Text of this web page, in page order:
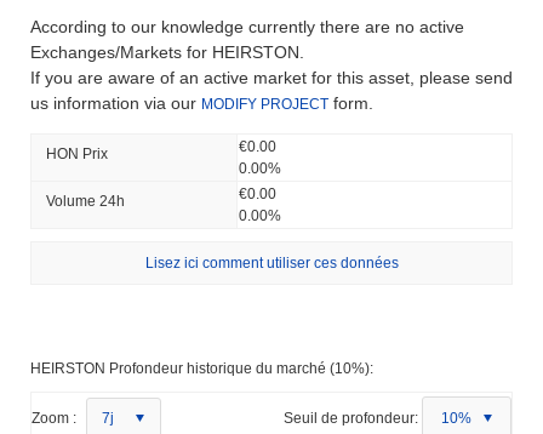
According to our knowledge currently there are no active
Exchanges/Markets for HEIRSTON.
If you are aware of an active market for this asset, please send
us information via our MODIFY PROJECT form.
HON Prix ​​
€0.00
0.00%
Volume 24h
€0.00
0.00%
Lisez ici comment utiliser ces données
HEIRSTON Profondeur historique du marché (10%):
Zoom : 7j Seuil de profondeur: 10%